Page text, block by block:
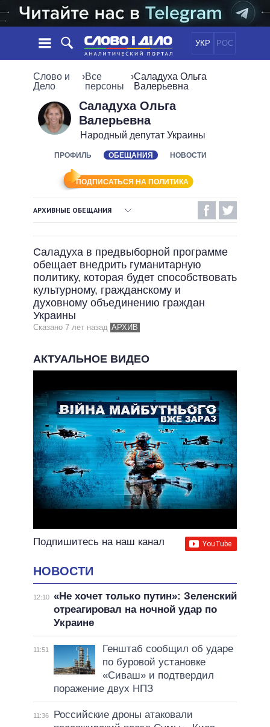
УКР РОС
НОВОСТИ
ЛЕНТА
СОБЫТИЯ
МНЕНИЯ
ОБЗОРЫ
ДАЙДЖЕСТЫ
ПОЛИТИКА
ЭКОНОМИКА
ОБЩЕСТВО
МИР
ОБЕЩАНИЯ
ПОЛИТИКИ
ВСЕ ПОЛИТИКИ
ПРЕЗИДЕНТ И ОФИС
ВЕРХОВНАЯ РАДА
КАБИНЕТ МИНИСТРОВ
ВСЕ ПЕРСОНЫ
ИНФОГРАФИКА
ВИДЕО
ПОДДЕРЖАТЬ
СРАВНЕНИЕ ПОЛИТИКОВ
Слово и
Дело
›Все
персоны
›Саладуха Ольга
Валерьевна
Саладуха Ольга
Валерьевна
Народный депутат Украины
ПРОФИЛЬ ОБЕЩАНИЯ НОВОСТИ
ПОДПИСАТЬСЯ НА ПОЛИТИКА
АРХИВНЫЕ ОБЕЩАНИЯ
НЕВЫПОЛНЕННЫЕ ОБЕЩАНИЯ
ОБЕЩАНИЯ В ПРОЦЕССЕ
ВСЕ ОБЕЩАНИЯ
Саладуха в предвыборной программе
обещает внедрить гуманитарную
политику, которая будет способствовать
культурному, гражданскому и
духовному объединению граждан
Украины
Сказано 7 лет назад АРХИВ
АКТУАЛЬНОЕ ВИДЕО
Подпишитесь на наш канал
НОВОСТИ
12:10 «Не хочет только путин»: Зеленский
отреагировал на ночной удар по
Украине
11:51
Генштаб сообщил об ударе
по буровой установке
«Сиваш» и подтвердил
поражение двух НПЗ
11:36
Российские дроны атаковали